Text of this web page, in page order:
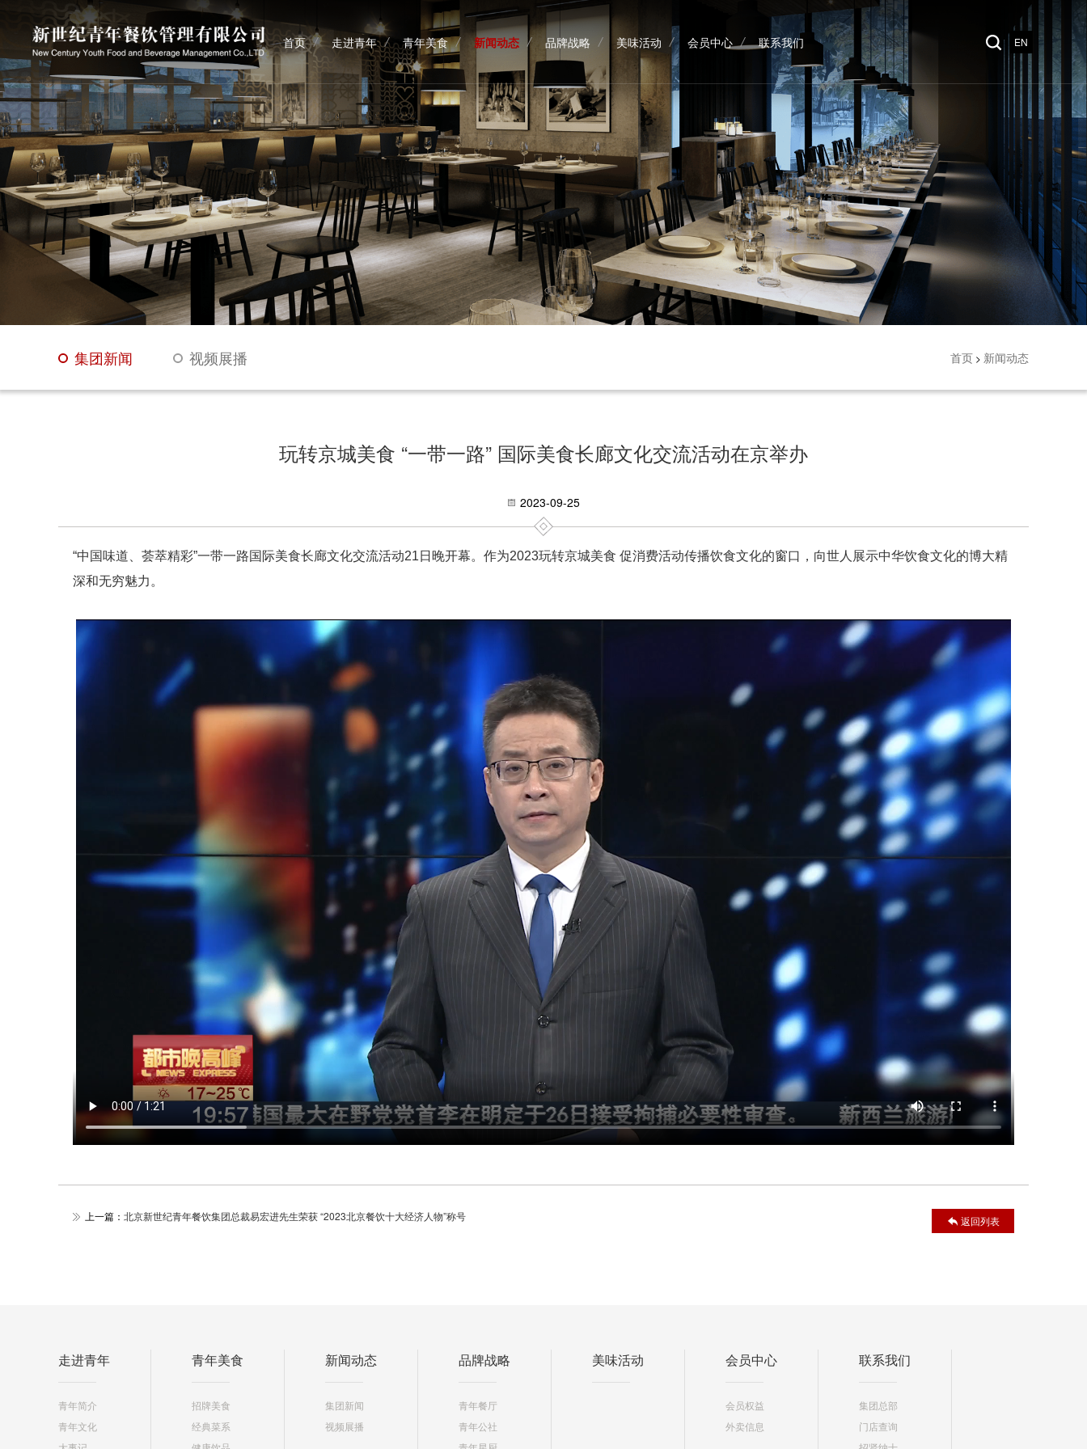
首页
首页
走进青年
走进青年
青年美食
青年美食
新闻动态
新闻动态
品牌战略
品牌战略
美味活动
美味活动
会员中心
联系我们
联系我们
EN
集团新闻 视频展播 首页 > 新闻动态
玩转京城美食 “一带一路” 国际美食长廊文化交流活动在京举办
2023-09-25
“中国味道、荟萃精彩”一带一路国际美食长廊文化交流活动21日晚开幕。作为2023玩转京城美食 促消费活动传播饮食文化的窗口，向世人展示中华饮食文化的博大精
深和无穷魅力。
上一篇： 北京新世纪青年餐饮集团总裁易宏进先生荣获 “2023北京餐饮十大经济人物”称号 返回列表
走进青年
青年简介
青年文化
青年美食
招牌美食
经典菜系
新闻动态
集团新闻
视频展播
品牌战略
青年餐厅
青年公社
美味活动 会员中心
会员权益
外卖信息
联系我们
集团总部
门店查询